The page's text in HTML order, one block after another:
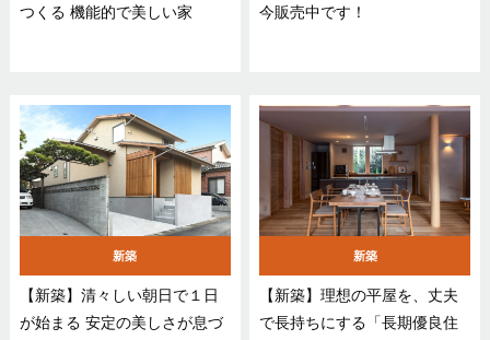
つくる 機能的で美しい家
今販売中です！
新築
【新築】清々しい朝日で１日
が始まる 安定の美しさが息づ
新築
【新築】理想の平屋を、丈夫
で長持ちにする「長期優良住